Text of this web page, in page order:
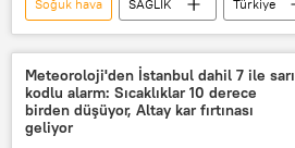
Karadeniz
Dilek Çalışkan
NTV
Haberler Türkiye
Soğuk hava SAĞLIK
Türkiye
Karadeniz Teknik Üniversitesi (KTÜ)
Dünya Sağlık Örgütü (DSÖ)
Sağlık
Yaşam
kalp hastalıkları
Meteoroloji'den İstanbul dahil 7 ile sarı
kodlu alarm: Sıcaklıklar 10 derece
birden düşüyor, Altay kar fırtınası
geliyor